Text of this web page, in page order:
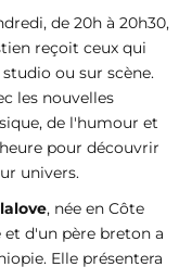
de 20h à 20h30,
reçoit ceux qui
ou sur scène.
les nouvelles
de l'humour et
pour découvrir
univers.
, née en Côte
et d'un père breton a
Elle présentera